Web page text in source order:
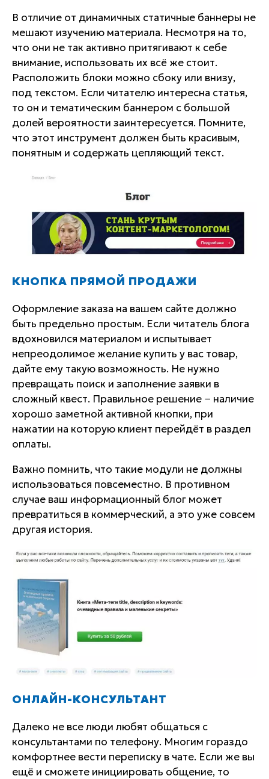
В отличие от динамичных статичные баннеры не
мешают изучению материала. Несмотря на то,
что они не так активно притягивают к себе
внимание, использовать их всё же стоит.
Расположить блоки можно сбоку или внизу,
под текстом. Если читателю интересна статья,
то он и тематическим баннером с большой
долей вероятности заинтересуется. Помните,
что этот инструмент должен быть красивым,
понятным и содержать цепляющий текст.
КНОПКА ПРЯМОЙ ПРОДАЖИ
Оформление заказа на вашем сайте должно
быть предельно простым. Если читатель блога
вдохновился материалом и испытывает
непреодолимое желание купить у вас товар,
дайте ему такую возможность. Не нужно
превращать поиск и заполнение заявки в
сложный квест. Правильное решение − наличие
хорошо заметной активной кнопки, при
нажатии на которую клиент перейдёт в раздел
оплаты.
Важно помнить, что такие модули не должны
использоваться повсеместно. В противном
случае ваш информационный блог может
превратиться в коммерческий, а это уже совсем
другая история.
ОНЛАЙН-КОНСУЛЬТАНТ
Далеко не все люди любят общаться с
консультантами по телефону. Многим гораздо
комфортнее вести переписку в чате. Если же вы
ещё и сможете инициировать общение, то